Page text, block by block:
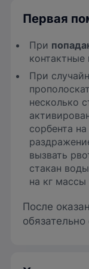
Первая
При
При
несколько
сорбента
вызвать
стакан
на кг массы
После
обязательно